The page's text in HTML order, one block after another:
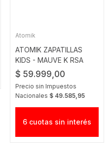
Atomik
ATOMIK ZAPATILLAS
KIDS - MAUVE K RSA
$ 59.999,00
Precio sin Impuestos
Nacionales $ 49.585,95
6 cuotas sin interés